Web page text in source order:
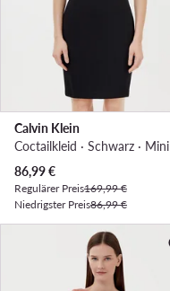
Calvin Klein
Coctailkleid · Schwarz · Mini
Aktueller Preis
86,99€
Regulärer Preis169,99 €
Niedrigster Preis86,99 €